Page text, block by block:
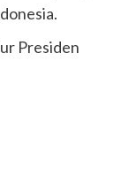
Presiden